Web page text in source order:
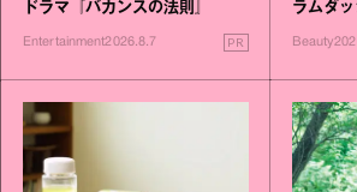
ドラマ『バカンスの法則』
Entertainment2026.8.7 PR
ラムダ
Beauty